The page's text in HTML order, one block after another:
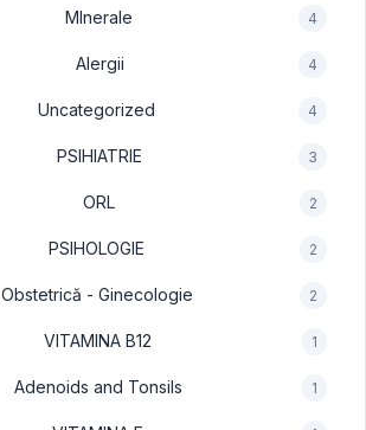
MInerale 4
Alergii 4
Uncategorized 4
PSIHIATRIE 3
ORL 2
PSIHOLOGIE 2
Obstetrică - Ginecologie 2
VITAMINA B12 1
Adenoids and Tonsils 1